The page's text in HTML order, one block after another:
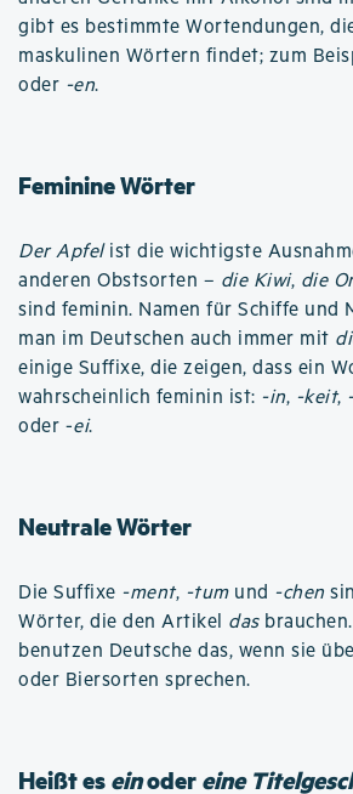
gibt es bestimmte Wortendungen,
maskulinen Wörtern findet; zum
oder -en.
Feminine Wörter
Der Apfelist die wichtigste
anderen Obstsorten – die Kiwi, die
sind feminin. Namen für Schiffe und
man im Deutschen auch immer mit
einige Suffixe, die zeigen, dass ein
wahrscheinlich feminin ist: -in, -keit,
oder -ei.
Neutrale Wörter
Die Suffixe -ment, -tumund -chen
Wörter, die den Artikel das
benutzen Deutsche das, wenn sie
oder Biersorten sprechen.
Heißt eseinodereine